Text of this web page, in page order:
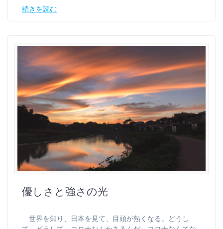
続きを読む
優しさと強さの光
世界を知り、日本を見て、目頭が熱くなる。どうし